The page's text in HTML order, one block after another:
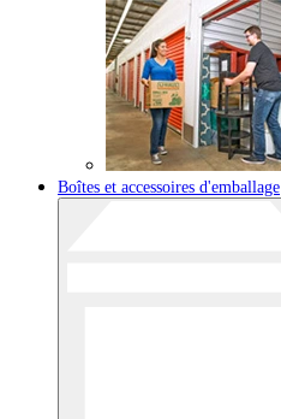
Boîtes et accessoires d'emballage